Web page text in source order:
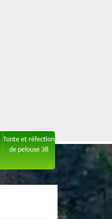
Tonte et réfection
de pelouse 38